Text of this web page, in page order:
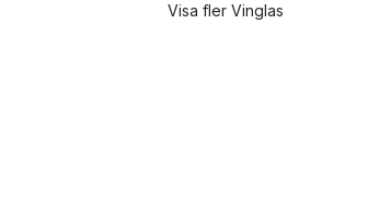
Visa fler Vinglas